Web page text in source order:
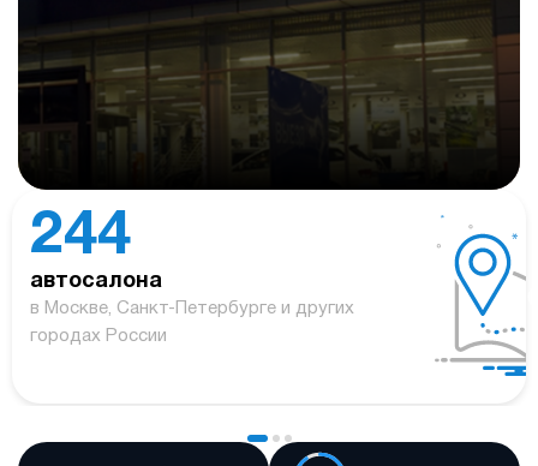
244
автосалона
в Москве, Санкт-Петербурге и других
городах России